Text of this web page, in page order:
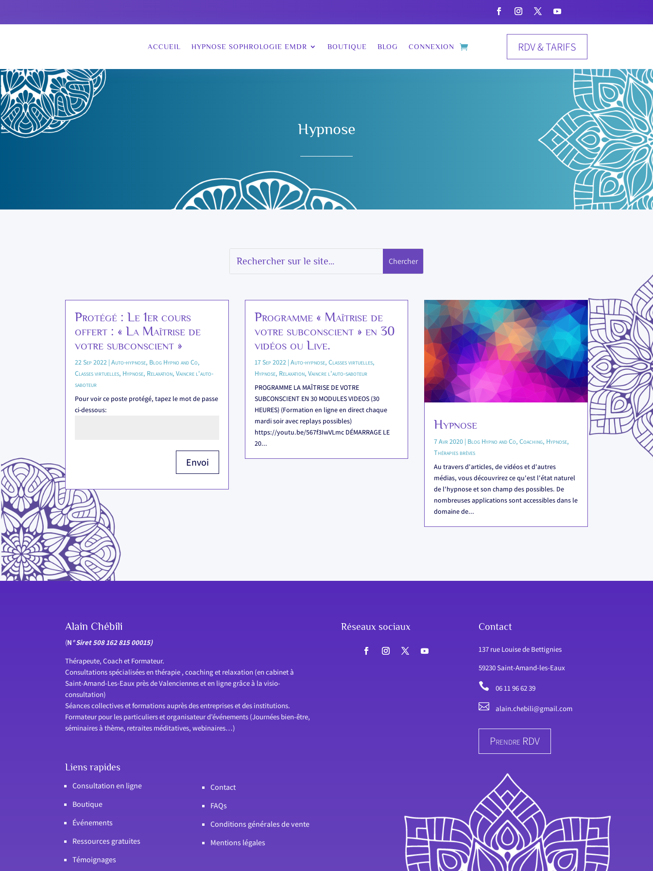
ACCUEIL HYPNOSE SOPHROLOGIE EMDR BOUTIQUE BLOG CONNEXION RDV & TARIFS
Hypnose
Protégé : Le 1er cours
offert : « La Maîtrise de
votre subconscient »
22 Sep 2022 |Auto-hypnose, Blog Hypno and Co,
Classes virtuelles, Hypnose, Relaxation,Vaincre l'auto-
saboteur
Pour voir ce poste protégé, tapez le mot de passe
ci-dessous:
Envoi
Programme « Maîtrise de
votre subconscient » en 30
vidéos ou Live.
17 Sep 2022| Auto-hypnose, Classes virtuelles,
Hypnose, Relaxation, Vaincre l'auto-saboteur
PROGRAMME LA MAÎTRISE DE VOTRE
SUBCONSCIENT EN 30 MODULES VIDEOS (30
HEURES) (Formation en ligne en direct chaque
mardi soir avec replays possibles)
https://youtu.be/567f3IwVLmc DÉMARRAGE LE
20...
Hypnose
7 Avr 2020| Blog Hypno and Co, Coaching, Hypnose,
Thérapies brèves
Au travers d'articles, de vidéos et d'autres
médias, vous découvrirez ce qu'est l'état naturel
de l'hypnose et son champ des possibles. De
nombreuses applications sont accessibles dans le
domaine de...
Alain Chébili
(N° Siret 508 162 815 00015)
Thérapeute, Coach et Formateur.
Consultations spécialisées en thérapie , coaching et relaxation (en cabinet à
Saint-Amand-Les-Eaux près de Valenciennes et en ligne grâce à la visio-
consultation)
Séances collectives et formations auprès des entreprises et des institutions.
Formateur pour les particuliers et organisateur d’événements (Journées bien-être,
séminaires à thème, retraites méditatives, webinaires…)
Liens rapides
Consultation en ligne
Boutique
Événements
Ressources gratuites
Témoignages
Contact
FAQs
Conditions générales de vente
Mentions légales
Réseaux sociaux Contact
137 rue Louise de Bettignies
59230 Saint-Amand-les-Eaux
 06 11 96 62 39
 alain.chebili@gmail.com
Prendre RDV